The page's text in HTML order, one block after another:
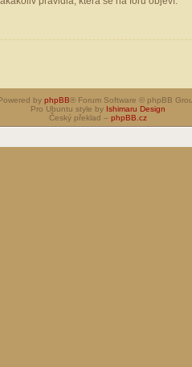
by phpBB® Forum Software © phpBB
Pro Ubuntu style by Ishimaru Design
Český překlad – phpBB.cz